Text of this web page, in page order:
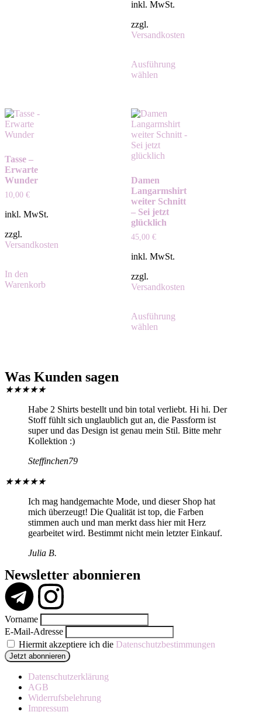
inkl. MwSt.
zzgl.
Versandkosten
Ausführung
wählen
Tasse –
Erwarte
Wunder
10,00 €
inkl. MwSt.
zzgl.
Versandkosten
In den
Warenkorb
Damen
Langarmshirt
weiter Schnitt
– Sei jetzt
glücklich
45,00 €
inkl. MwSt.
zzgl.
Versandkosten
Ausführung
wählen
Was Kunden sagen
★★★★★
Habe 2 Shirts bestellt und bin total verliebt. Hi hi. Der
Stoff fühlt sich unglaublich gut an, die Passform ist
super und das Design ist genau mein Stil. Bitte mehr
Kollektion :)
Steffinchen79
★★★★★
Ich mag handgemachte Mode, und dieser Shop hat
mich überzeugt! Die Qualität ist top, die Farben
stimmen auch und man merkt dass hier mit Herz
gearbeitet wird. Bestimmt nicht mein letzter Einkauf.
Julia B.
Newsletter abonnieren
Vorname
E-Mail-Adresse
Hiermit akzeptiere ich die Datenschutzbestimmungen
Datenschutzerklärung
AGB
Widerrufsbelehrung
Impressum